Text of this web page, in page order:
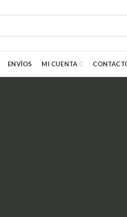
ENVÍOS MI CUENTA